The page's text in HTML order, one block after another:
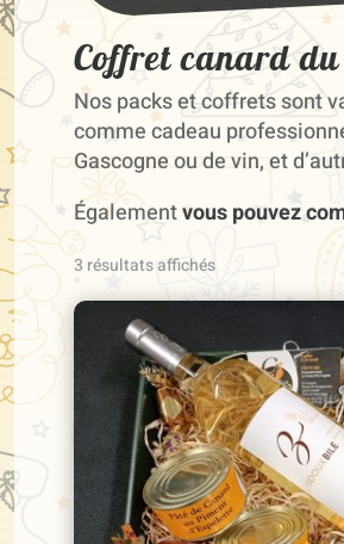
Coffret canard
Nos packs et coffrets sont
comme cadeau
Gascogne ou de vin, et
Égalementvous pouvez
3 résultats affichésTrié
par
décroissant